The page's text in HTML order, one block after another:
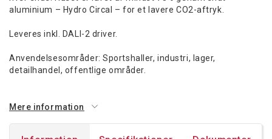
aluminium – Hydro Circal – for et lavere CO2-aftryk.
Leveres inkl. DALI-2 driver.
Anvendelsesområder: Sportshaller, industri, lager,
detailhandel, offentlige områder.
Mere information